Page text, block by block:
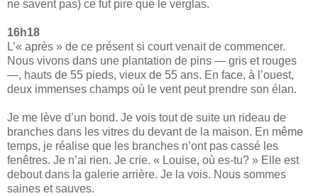
ne savent pas) ce fut pire que le verglas.
16h18
L’« après » de ce présent si court venait de commencer.
Nous vivons dans une plantation de pins — gris et rouges
—, hauts de 55 pieds, vieux de 55 ans. En face, à l’ouest,
deux immenses champs où le vent peut prendre son élan.
Je me lève d’un bond. Je vois tout de suite un rideau de
branches dans les vitres du devant de la maison. En même
temps, je réalise que les branches n’ont pas cassé les
fenêtres. Je n’ai rien. Je crie. « Louise, où es-tu? » Elle est
debout dans la galerie arrière. Je la vois. Nous sommes
saines et sauves.